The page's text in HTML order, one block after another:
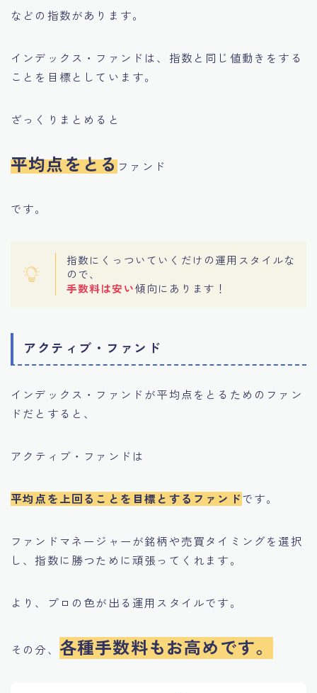
などの指数があります。
インデックス・ファンドは、指数と同じ値動きをする
ことを目標としています。
ざっくりまとめると
平均点をとるファンド
です。
指数にくっついていくだけの運用スタイルな
ので、
手数料は安い傾向にあります！
アクティブ・ファンド
インデックス・ファンドが平均点をとるためのファン
ドだとすると、
アクティブ・ファンドは
平均点を上回ることを目標とするファンドです。
ファンドマネージャーが銘柄や売買タイミングを選択
し、指数に勝つために頑張ってくれます。
より、プロの色が出る運用スタイルです。
その分、 各種手数料もお高めです。